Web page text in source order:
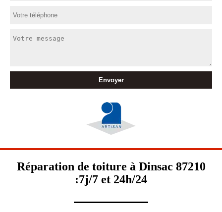
Réparation de toiture à Dinsac 87210
:7j/7 et 24h/24